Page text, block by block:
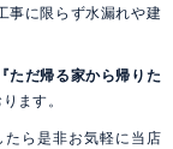
事に限らず水漏れや建
『ただ帰る家から帰りた
ます。
ら是非お気軽に当店